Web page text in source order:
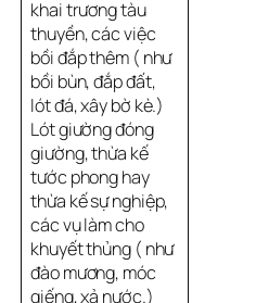
khai trương tàu
thuyền, các việc
bồi đắp thêm ( như
bồi bùn, đắp đất,
lót đá, xây bờ kè.)
Lót giường đóng
giường, thừa kế
tước phong hay
thừa kế sự nghiệp,
các vụ làm cho
khuyết thủng ( như
đào mương, móc
giếng, xả nước.)